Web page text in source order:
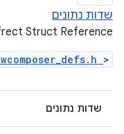
שדות נתונים
Struct Reference
>
שדות נתונים